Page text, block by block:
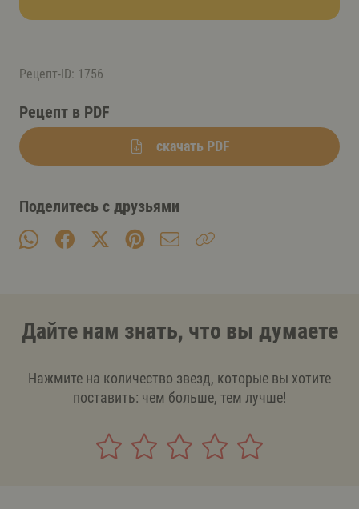
Рецепт-ID: 1756
Рецепт в PDF
скачать PDF
Поделитесь с друзьями
Дайте нам знать, что вы думаете
Нажмите на количество звезд, которые вы хотите
поставить: чем больше, тем лучше!